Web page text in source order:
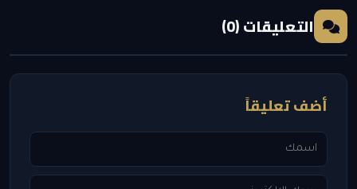
التعليقات (0)
أضف تعليقاً